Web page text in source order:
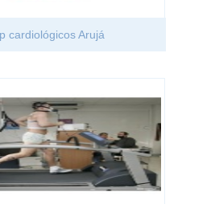
cardiológicos Arujá